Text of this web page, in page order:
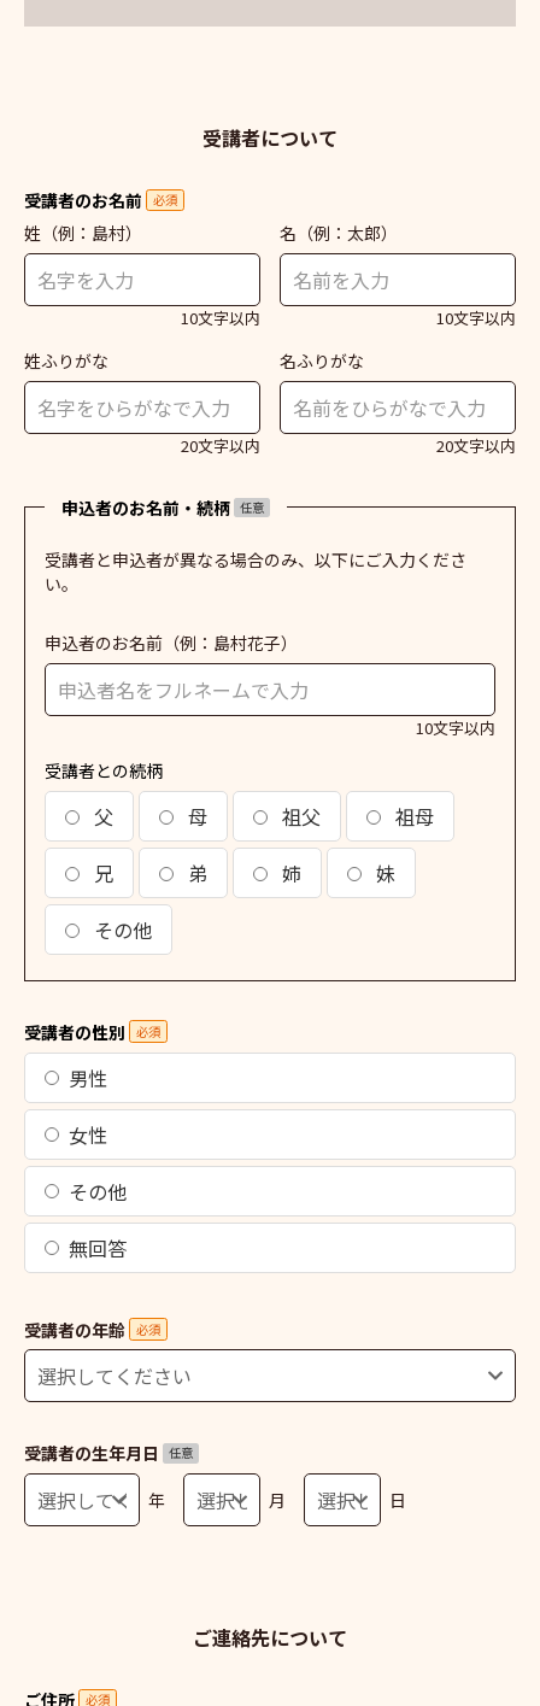
受講者について
受講者のお名前 必須
姓 （例：島村）
10文字以内
名 （例：太郎）
10文字以内
姓ふりがな
20文字以内
名ふりがな
20文字以内
申込者のお名前・続柄 任意
受講者と申込者が異なる場合のみ、以下にご入力くださ
い。
申込者のお名前 （例：島村花子）
10文字以内
受講者との続柄
父 母 祖父
祖母
兄
弟 姉
妹
その他
受講者の性別 必須
男性
女性
その他
無回答
受講者の年齢 必須
受講者の生年月日 任意
年 月 日
ご連絡先について
ご住所 必須